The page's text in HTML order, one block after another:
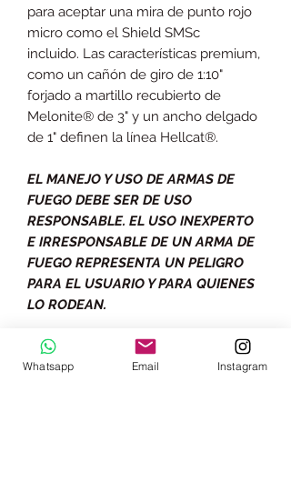
para aceptar una mira de punto rojo
micro como el Shield SMSc
incluido. Las características premium,
como un cañón de giro de 1:10"
forjado a martillo recubierto de
Melonite® de 3" y un ancho delgado
de 1" definen la línea Hellcat®.
EL MANEJO Y USO DE ARMAS DE
FUEGO DEBE SER DE USO
RESPONSABLE. EL USO INEXPERTO
E IRRESPONSABLE DE UN ARMA DE
FUEGO REPRESENTA UN PELIGRO
PARA EL USUARIO Y PARA QUIENES
LO RODEAN.
Whatsapp Email Instagram